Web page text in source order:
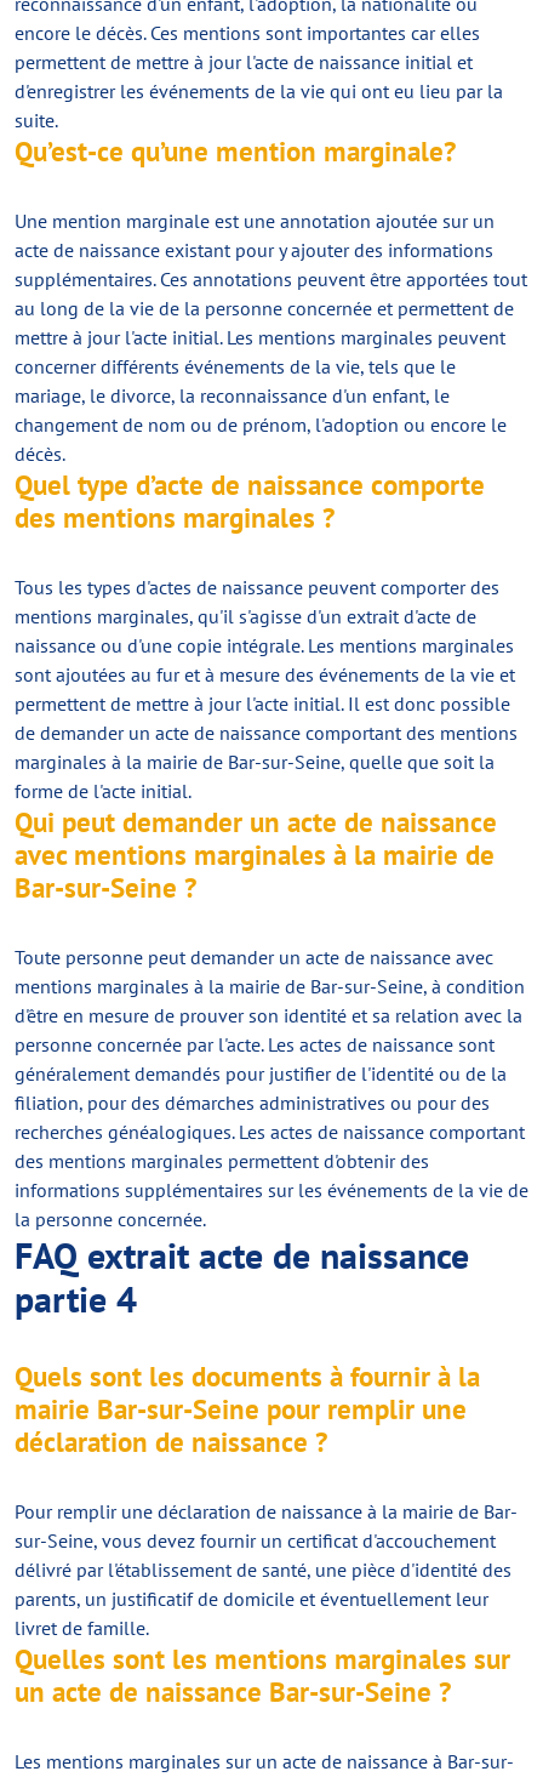
encore le décès. Ces mentions sont importantes car elles
permettent de mettre à jour l'acte de naissance initial et
d'enregistrer les événements de la vie qui ont eu lieu par la
suite.
Qu’est-ce qu’une mention marginale?
Une mention marginale est une annotation ajoutée sur un
acte de naissance existant pour y ajouter des informations
supplémentaires. Ces annotations peuvent être apportées tout
au long de la vie de la personne concernée et permettent de
mettre à jour l'acte initial. Les mentions marginales peuvent
concerner différents événements de la vie, tels que le
mariage, le divorce, la reconnaissance d'un enfant, le
changement de nom ou de prénom, l'adoption ou encore le
décès.
Quel type d’acte de naissance comporte
des mentions marginales ?
Tous les types d'actes de naissance peuvent comporter des
mentions marginales, qu'il s'agisse d'un extrait d'acte de
naissance ou d'une copie intégrale. Les mentions marginales
sont ajoutées au fur et à mesure des événements de la vie et
permettent de mettre à jour l'acte initial. Il est donc possible
de demander un acte de naissance comportant des mentions
marginales à la mairie de Bar-sur-Seine, quelle que soit la
forme de l'acte initial.
Qui peut demander un acte de naissance
avec mentions marginales à la mairie de
Bar-sur-Seine ?
Toute personne peut demander un acte de naissance avec
mentions marginales à la mairie de Bar-sur-Seine, à condition
d'être en mesure de prouver son identité et sa relation avec la
personne concernée par l'acte. Les actes de naissance sont
généralement demandés pour justifier de l'identité ou de la
filiation, pour des démarches administratives ou pour des
recherches généalogiques. Les actes de naissance comportant
des mentions marginales permettent d'obtenir des
informations supplémentaires sur les événements de la vie de
la personne concernée.
FAQ extrait acte de naissance
partie 4
Quels sont les documents à fournir à la
mairie Bar-sur-Seine pour remplir une
déclaration de naissance ?
Pour remplir une déclaration de naissance à la mairie de Bar-
sur-Seine, vous devez fournir un certificat d'accouchement
délivré par l'établissement de santé, une pièce d'identité des
parents, un justificatif de domicile et éventuellement leur
livret de famille.
Quelles sont les mentions marginales sur
un acte de naissance Bar-sur-Seine ?
Les mentions marginales sur un acte de naissance à Bar-sur-